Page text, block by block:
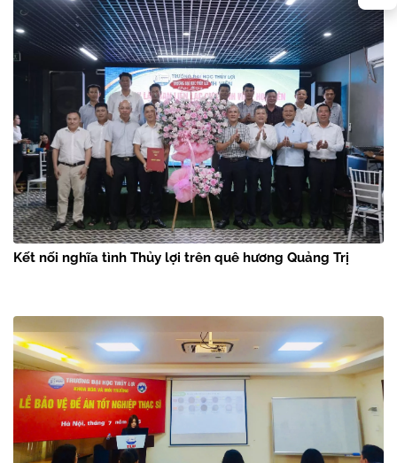
Kết nối nghĩa tình Thủy lợi trên quê hương Quảng Trị